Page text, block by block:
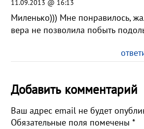
11.09.2013 @ 16:13
Миленько))) Мне понравилось,
вера не позволила побыть
Добавить комментарий
Ваш адрес email не будет
Обязательные поля помечены*